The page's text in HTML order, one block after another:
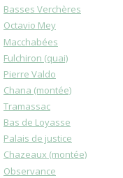
Basses Verchères
Octavio Mey
Macchabées
Fulchiron (quai)
Pierre Valdo
Chana (montée)
Tramassac
Bas de Loyasse
Palais de justice
Chazeaux (montée)
Observance